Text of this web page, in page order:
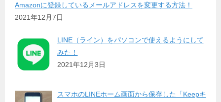
Amazonに登録しているメールアドレスを変更する方法！
2021年12月7日
LINE（ライン）をパソコンで使えるようにして
みた！
2021年12月3日
スマホのLINEホーム画面から保存した「Keepキ